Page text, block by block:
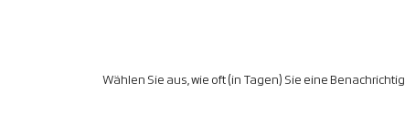
Wählen Sie aus, wie oft (in Tagen) Sie eine